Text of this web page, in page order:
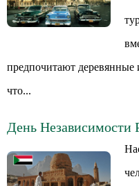
предпочитают
что...
День Независимости